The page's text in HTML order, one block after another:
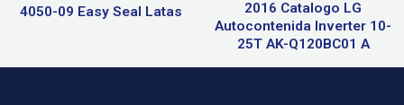
4050-09 Easy Seal Latas
2016 Catalogo LG
Autocontenida Inverter 10-
25T AK-Q120BC01 A